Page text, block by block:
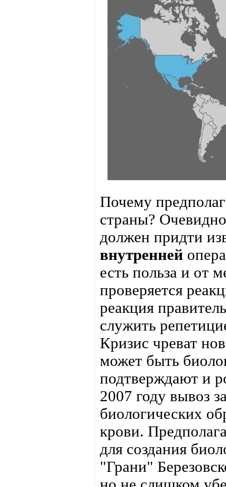
Почему
страны?
должен придти
внутренней
есть польза и от
проверяется
реакция
служить
Кризис чреват
может быть
подтверждают и
2007 году вывоз
биологических
крови.
для создания
"Грани"